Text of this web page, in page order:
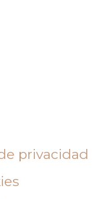
privacidad